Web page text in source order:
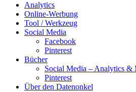
Analytics
Online-Werbung
Tool / Werkzeug
Social Media
Facebook
Pinterest
Bücher
Social Media – Analytics &
Pinterest
Über den Datenonkel